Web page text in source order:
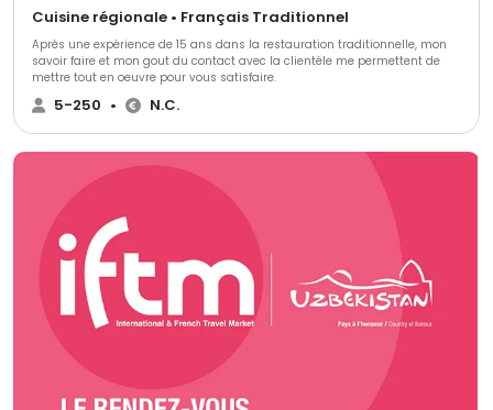
Cuisine régionale • Français Traditionnel
Après une expérience de 15 ans dans la restauration traditionnelle, mon
savoir faire et mon gout du contact avec la clientèle me permettent de
mettre tout en oeuvre pour vous satisfaire.
5-250 • N.C.